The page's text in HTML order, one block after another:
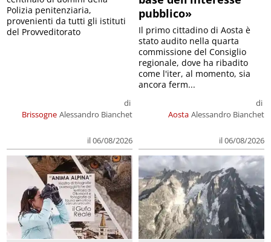
Brissogne
di
Alessandro Bianchet
il 06/08/2026
Polizia penitenziaria,
provenienti da tutti gli istituti
del Provveditorato
pubblico»
Aosta
di
Alessandro Bianchet
il 06/08/2026
Il primo cittadino di Aosta è
stato audito nella quarta
commissione del Consiglio
regionale, dove ha ribadito
come l'iter, al momento, sia
ancora ferm...